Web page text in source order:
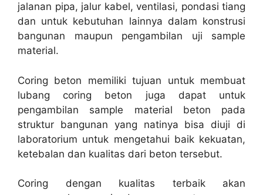
jalanan pipa, jalur kabel, ventilasi, pondasi tiang
dan untuk kebutuhan lainnya dalam konstrusi
bangunan maupun pengambilan uji sample
material.
Coring beton memiliki tujuan untuk membuat
lubang coring beton juga dapat untuk
pengambilan sample material beton pada
struktur bangunan yang natinya bisa diuji di
laboratorium untuk mengetahui baik kekuatan,
ketebalan dan kualitas dari beton tersebut.
Coring dengan kualitas terbaik akan